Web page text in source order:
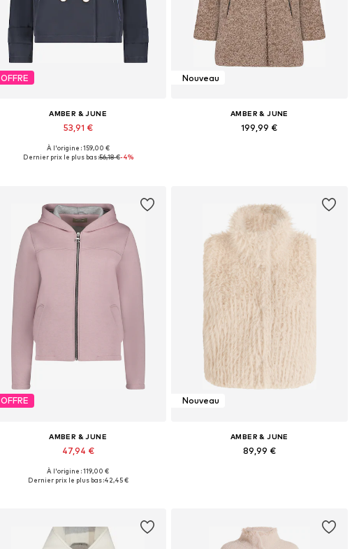
OFFRE
AMBER & JUNE
53,91 €
Disponible en plusieurs tailles
À l'origine : 159,00 €
Dernier prix le plus bas :56,18 €-4%
Nouveau
AMBER & JUNE
199,99 €
OFFRE
AMBER & JUNE
47,94 €
Tailles disponibles: XS-S, S, S-M, M
À l'origine : 119,00 €
Dernier prix le plus bas :42,45 €
Nouveau
AMBER & JUNE
89,99 €